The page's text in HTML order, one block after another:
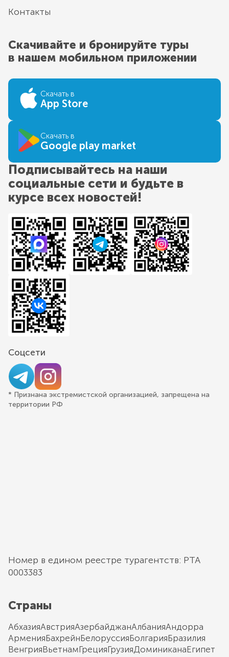
Контакты
Скачивайте и бронируйте туры
в нашем мобильном приложении
Скачать в
App Store
Скачать в
Google play market
Подписывайтесь на наши
социальные сети и будьте в
курсе всех новостей!
Соцсети
* Признана экстремистской организацией, запрещена на
территории РФ
Номер в едином реестре турагентств: РТА
0003383
Страны
АбхазияАвстрияАзербайджанАлбанияАндорра
АрменияБахрейнБелоруссияБолгарияБразилия
ВенгрияВьетнамГрецияГрузияДоминиканаЕгипет